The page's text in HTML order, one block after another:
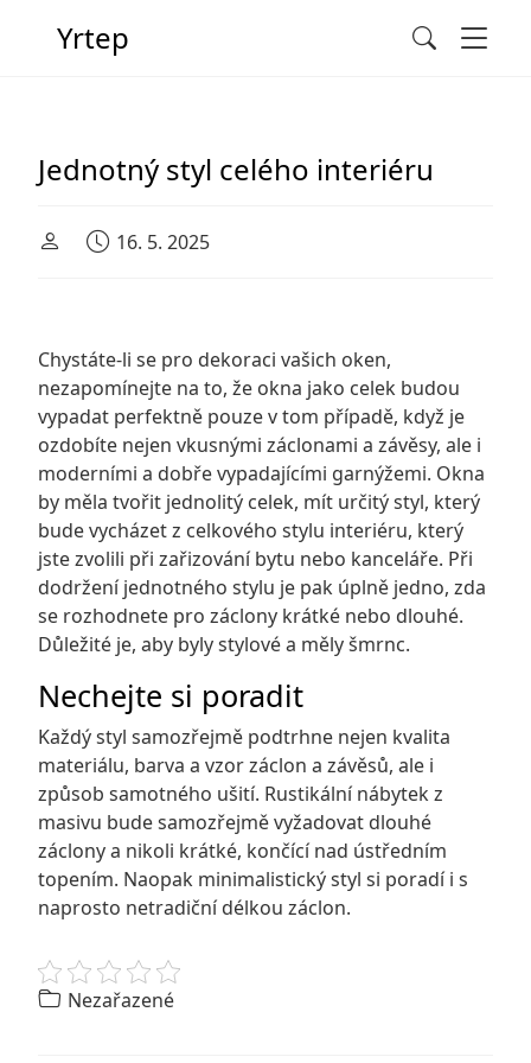
Main Navigation
Yrtep Search
Jednotný styl celého interiéru
16. 5. 2025
Chystáte-li se pro dekoraci vašich oken,
nezapomínejte na to, že okna jako celek budou
vypadat perfektně pouze v tom případě, když je
ozdobíte nejen vkusnými záclonami a závěsy, ale i
moderními a dobře vypadajícími garnýžemi. Okna
by měla tvořit jednolitý celek, mít určitý styl, který
bude vycházet z celkového stylu interiéru, který
jste zvolili při zařizování bytu nebo kanceláře. Při
dodržení jednotného stylu je pak úplně jedno, zda
se rozhodnete pro záclony krátké nebo dlouhé.
Důležité je, aby byly stylové a měly šmrnc.
Nechejte si poradit
Každý styl samozřejmě podtrhne nejen kvalita
materiálu, barva a vzor záclon a závěsů, ale i
způsob samotného ušití. Rustikální nábytek z
masivu bude samozřejmě vyžadovat dlouhé
záclony a nikoli krátké, končící nad ústředním
topením. Naopak minimalistický styl si poradí i s
naprosto netradiční délkou záclon.
Nezařazené